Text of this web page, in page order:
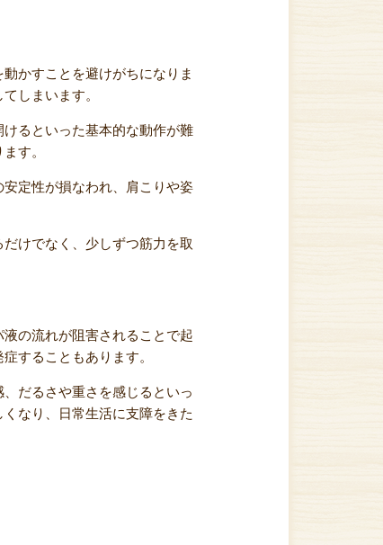
かすことを避けがちになりま
しまいます。
るといった基本的な動作が難
す。
定性が損なわれ、肩こりや姿
けでなく、少しずつ筋力を取
の流れが阻害されることで起
することもあります。
だるさや重さを感じるといっ
なり、日常生活に支障をきた